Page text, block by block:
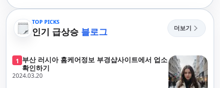
TOP PICKS
인기 급상승 블로그 더보기
1 부산 러시아 홈케어정보 부경샵사이트에서 업소
확인하기
2024.03.20